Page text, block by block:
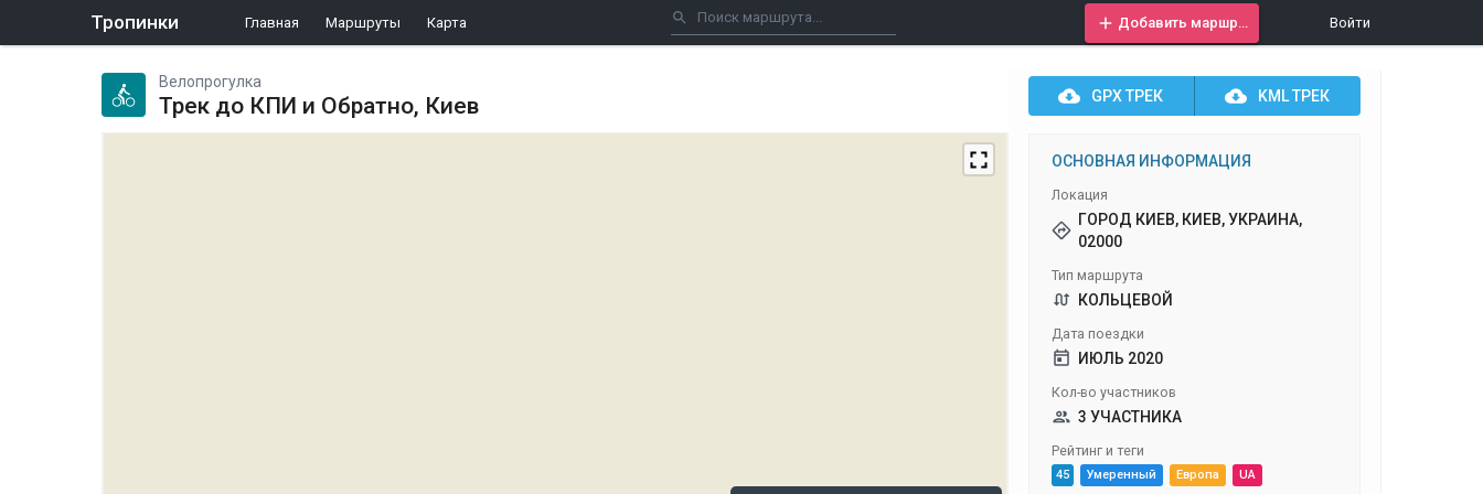
Тропинки Главная Маршруты Карта Войти
Велопрогулка
Трек до КПИ и Обратно, Киев GPXТРЕК KMLТРЕК
ОСНОВНАЯ ИНФОРМАЦИЯ
Локация
ГОРОД КИЕВ, КИЕВ, УКРАИНА,
02000
Тип маршрута
КОЛЬЦЕВОЙ
Дата поездки
ИЮЛЬ 2020
Кол-во участников
3 УЧАСТНИКА
Рейтинг и теги
45 Умеренный Европа UA